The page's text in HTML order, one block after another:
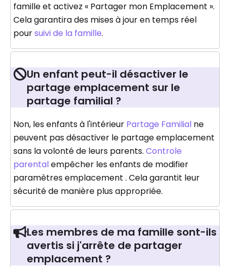
famille et activez « Partager mon Emplacement ».
Cela garantira des mises à jour en temps réel
poursuivi de la famille.
Un enfant peut-il désactiver le
partage emplacement sur le
partage familial ?
Non, les enfants à l'intérieur Partage Familial ne
peuvent pas désactiver le partage emplacement
sans la volonté de leurs parents. Controle
parentalempêcher les enfants de modifier
paramètres emplacement . Cela garantit leur
sécurité de manière plus appropriée.
Les membres de ma famille sont-ils
avertis si j'arrête de partager
emplacement ?